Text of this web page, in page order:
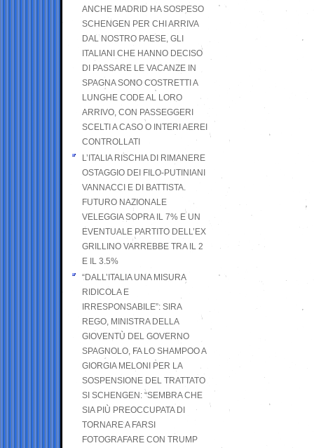
ANCHE MADRID HA SOSPESO
SCHENGEN PER CHI ARRIVA
DAL NOSTRO PAESE, GLI
ITALIANI CHE HANNO DECISO
DI PASSARE LE VACANZE IN
SPAGNA SONO COSTRETTI A
LUNGHE CODE AL LORO
ARRIVO, CON PASSEGGERI
SCELTI A CASO O INTERI AEREI
CONTROLLATI
L’ITALIA RISCHIA DI RIMANERE
OSTAGGIO DEI FILO-PUTINIANI
VANNACCI E DI BATTISTA.
FUTURO NAZIONALE
VELEGGIA SOPRA IL 7% E UN
EVENTUALE PARTITO DELL’EX
GRILLINO VARREBBE TRA IL 2
E IL 3.5%
“DALL’ITALIA UNA MISURA
RIDICOLA E
IRRESPONSABILE”: SIRA
REGO, MINISTRA DELLA
GIOVENTÙ DEL GOVERNO
SPAGNOLO, FA LO SHAMPOO A
GIORGIA MELONI PER LA
SOSPENSIONE DEL TRATTATO
SI SCHENGEN: “SEMBRA CHE
SIA PIÙ PREOCCUPATA DI
TORNARE A FARSI
FOTOGRAFARE CON TRUMP